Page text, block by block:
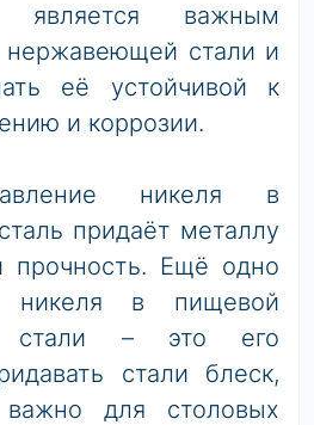
является важным
стали и
её устойчивой к
и коррозии.
никеля в
придаёт металлу
прочность. Ещё одно
никеля в пищевой
стали – это его
стали блеск,
для столовых